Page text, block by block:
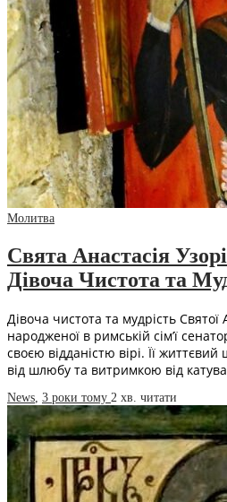
Молитва
Свята Анастасія
Дівоча Чистота та
Дівоча чистота та мудрість Святої
народженої в римській сім’ї
своєю відданістю вірі. Її
від шлюбу та витримкою від
News 3 роки тому 2 хв. читати